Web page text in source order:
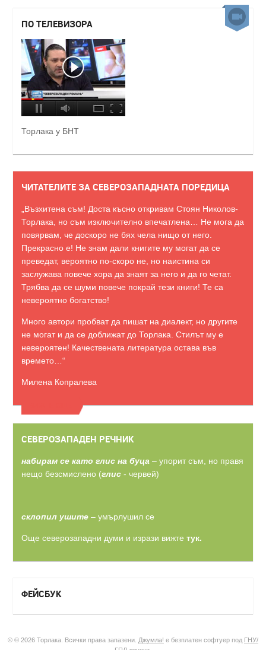
ПО ТЕЛЕВИЗОРА
Торлака у БНТ
ЧИТАТЕЛИТЕ ЗА СЕВЕРОЗАПАДНАТА ПОРЕДИЦА
„Възхитена съм! Доста късно откривам Стоян Николов-
Торлака, но съм изключително впечатлена… Не мога да
повярвам, че доскоро не бях чела нищо от него.
Прекрасно е! Не знам дали книгите му могат да се
преведат, вероятно по-скоро не, но наистина си
заслужава повече хора да знаят за него и да го четат.
Трябва да се шуми повече покрай тези книги! Те са
невероятно богатство!
Много автори пробват да пишат на диалект, но другите
не могат и да се доближат до Торлака. Стилът му е
невероятен! Качествената литература остава във
времето…“
Милена Копралева
СЕВЕРОЗАПАДЕН РЕЧНИК
набирам се като глис на буца – упорит съм, но правя
нещо безсмислено (глис - червей)
склопил ушите – умърлушил се
Още северозападни думи и изрази вижте тук.
ФЕЙСБУК
© © 2026 Торлака. Всички права запазени. Джумла! е безплатен софтуер под ГНУ/